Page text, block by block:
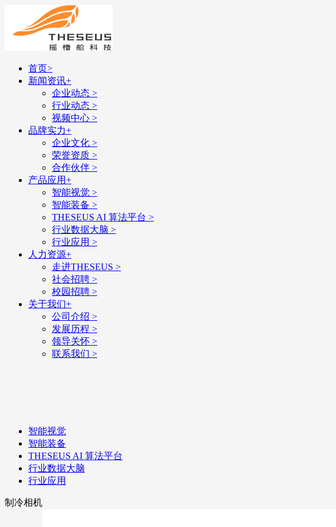
首页>
新闻资讯+
企业动态 >
行业动态 >
视频中心 >
品牌实力+
企业文化 >
荣誉资质 >
合作伙伴 >
产品应用+
智能视觉 >
智能装备 >
THESEUS AI 算法平台 >
行业数据大脑 >
行业应用 >
人力资源+
走进THESEUS >
社会招聘 >
校园招聘 >
关于我们+
公司介绍 >
发展历程 >
领导关怀 >
联系我们 >
智能视觉
智能装备
THESEUS AI 算法平台
行业数据大脑
行业应用
制冷相机